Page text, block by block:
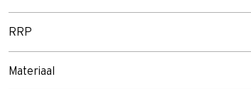
RRP
Materiaal